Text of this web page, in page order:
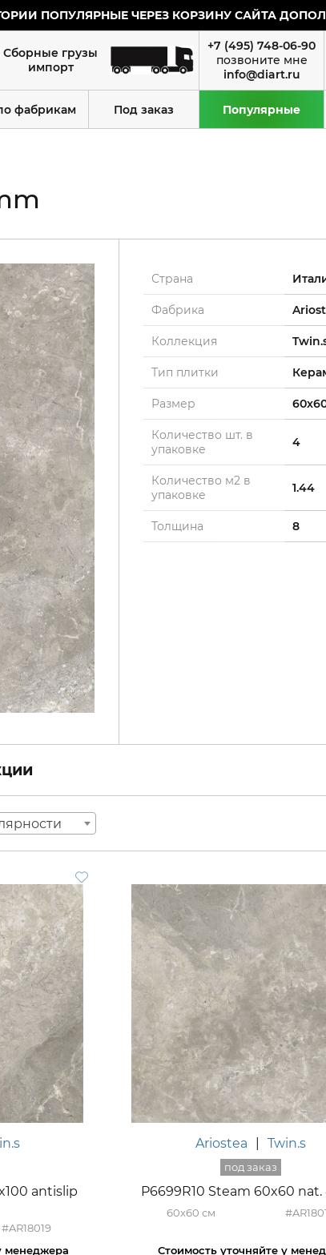
ПОПУЛЯРНЫЕ ЧЕРЕЗ КОРЗИНУ САЙТА
Сборные грузы
импорт
+7 (495) 748-06-90
info@diart.ru
фабрикам Под заказ Популярные
Страна
Фабрика
Коллекция
Тип плитки
Размер
Количество шт. в
упаковке
4
Количество м2 в
упаковке
1.44
Толщина 8
antislip
#AR18019
Ariostea Twin.s
P6699R10 Steam 60x60
60x60